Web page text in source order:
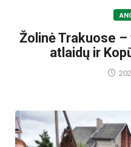
Žolinė Trakuose
atlaidų ir